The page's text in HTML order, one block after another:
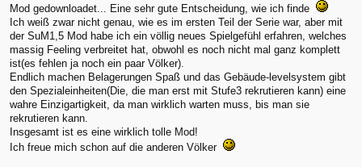
Mod gedownloadet... Eine sehr gute Entscheidung, wie ich finde
Ich weiß zwar nicht genau, wie es im ersten Teil der Serie war, aber mit
der SuM1,5 Mod habe ich ein völlig neues Spielgefühl erfahren, welches
massig Feeling verbreitet hat, obwohl es noch nicht mal ganz komplett
ist(es fehlen ja noch ein paar Völker).
Endlich machen Belagerungen Spaß und das Gebäude-levelsystem gibt
den Spezialeinheiten(Die, die man erst mit Stufe3 rekrutieren kann) eine
wahre Einzigartigkeit, da man wirklich warten muss, bis man sie
rekrutieren kann.
Insgesamt ist es eine wirklich tolle Mod!
Ich freue mich schon auf die anderen Völker